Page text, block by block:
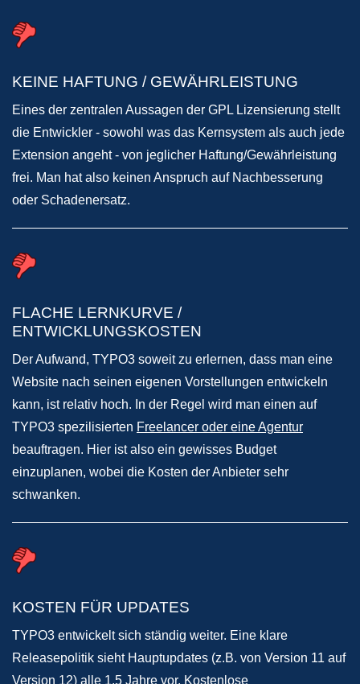
KEINE HAFTUNG / GEWÄHRLEISTUNG
Eines der zentralen Aussagen der GPL Lizensierung stellt
die Entwickler - sowohl was das Kernsystem als auch jede
Extension angeht - von jeglicher Haftung/Gewährleistung
frei. Man hat also keinen Anspruch auf Nachbesserung
oder Schadenersatz.
FLACHE LERNKURVE /
ENTWICKLUNGSKOSTEN
Der Aufwand, TYPO3 soweit zu erlernen, dass man eine
Website nach seinen eigenen Vorstellungen entwickeln
kann, ist relativ hoch. In der Regel wird man einen auf
TYPO3 spezilisierten Freelancer oder eine Agentur
beauftragen. Hier ist also ein gewisses Budget
einzuplanen, wobei die Kosten der Anbieter sehr
schwanken.
KOSTEN FÜR UPDATES
TYPO3 entwickelt sich ständig weiter. Eine klare
Releasepolitik sieht Hauptupdates (z.B. von Version 11 auf
Version 12) alle 1,5 Jahre vor. Kostenlose